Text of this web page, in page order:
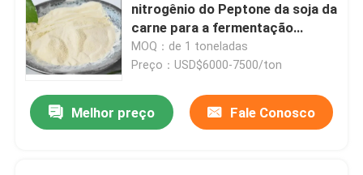
nitrogênio do Peptone da soja da
carne para a fermentação
industrial
MOQ：de 1 toneladas
Preço：USD$6000-7500/ton
Melhor preço Fale Conosco